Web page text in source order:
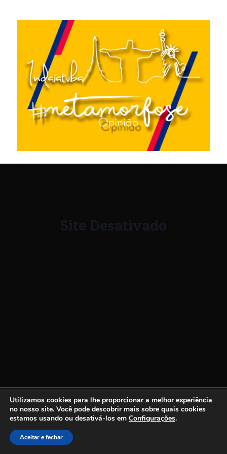
Site Desativado
Utilizamos cookies para lhe proporcionar a melhor experiência
no nosso site. Você pode descobrir mais sobre quais cookies
estamos usando ou desativá-los em Configurações.
Aceitar e fechar